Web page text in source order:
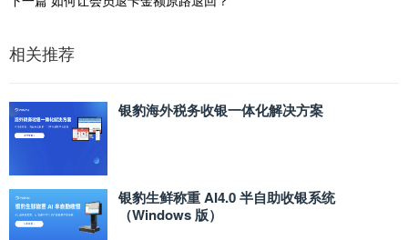
相关推荐
银豹海外税务收银一体化解决方案
银豹生鲜称重 AI4.0 半自助收银系统
（Windows 版）